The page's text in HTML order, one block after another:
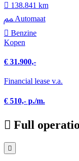
138.841 km
Automaat
Benzine
Kopen
€ 31.900,-
Financial lease v.a.
€ 510,- p./m.
Full